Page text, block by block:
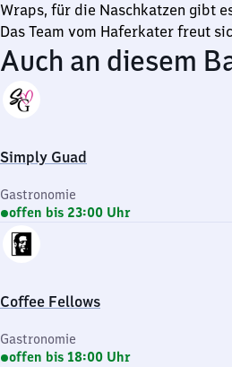
Wraps, für die Naschkatzen gibt
Das Team vom Haferkater freut
Auch an diesem
Simply Guad
Gastronomie
offen bis 23:00 Uhr
Coffee Fellows
Gastronomie
offen bis 18:00 Uhr